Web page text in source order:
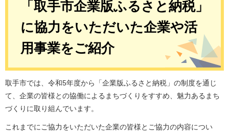
「取手市企業版ふるさと納税」
に協力をいただいた企業や活
用事業をご紹介
取手市では、令和5年度から「企業版ふるさと納税」の制度を通じ
て、企業の皆様との協働によるまちづくりをすすめ、魅力あるまち
づくりに取り組んでいます。
これまでにご協力をいただいた企業の皆様とご協力の内容につい